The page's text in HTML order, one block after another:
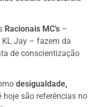
Racionais MC’s –
KL Jay – fazem da
de conscientização
desigualdade,
hoje são referências no